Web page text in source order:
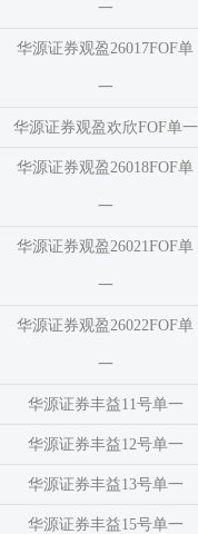
一
华源证券观盈26017FOF单
一
华源证券观盈欢欣FOF单一
华源证券观盈26018FOF单
一
华源证券观盈26021FOF单
一
华源证券观盈26022FOF单
一
华源证券丰益11号单一
华源证券丰益12号单一
华源证券丰益13号单一
华源证券丰益15号单一